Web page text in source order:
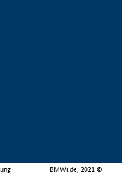
BMWi.de, 2021 ©